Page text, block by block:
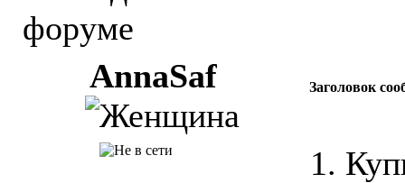
AnnaSaf Заголовок
1.